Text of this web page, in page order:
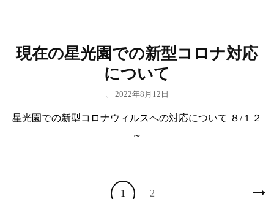
現在の星光園での新型コロナ対応
について
2022年8月12日
星光園での新型コロナウィルスへの対応について ８/１２
～
固
1
固
2